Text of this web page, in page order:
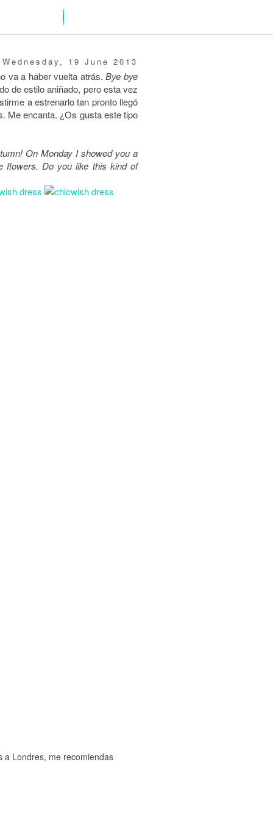
Wednesday, 19 June 2013
va a haber vuelta atrás.Bye bye
de estilo aniñado, pero esta vez
a estrenarlo tan pronto llegó
Me encanta. ¿Os gusta este tipo
On Monday I showed you a
flowers. Do you like this kind of
a Londres, me recomiendas